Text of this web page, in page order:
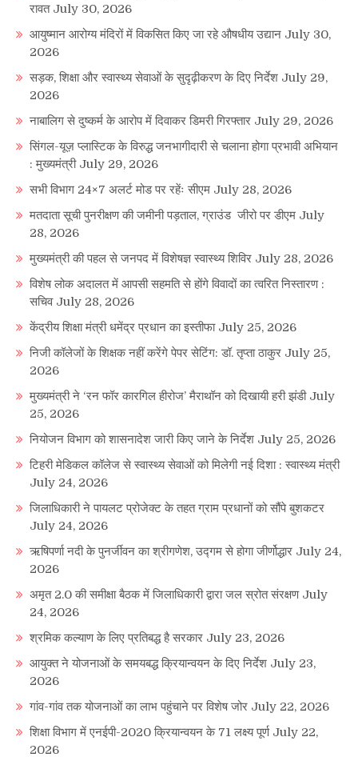
रावत July 30, 2026
आयुष्मान आरोग्य मंदिरों में विकसित किए जा रहे औषधीय उद्यान July 30,
2026
सड़क, शिक्षा और स्वास्थ्य सेवाओं के सुदृढ़ीकरण के दिए निर्देश July 29,
2026
नाबालिग से दुष्कर्म के आरोप में दिवाकर डिमरी गिरफ्तार July 29, 2026
सिंगल-यूज़ प्लास्टिक के विरुद्ध जनभागीदारी से चलाना होगा प्रभावी अभियान
: मुख्यमंत्री July 29, 2026
सभी विभाग 24×7 अलर्ट मोड पर रहेंः सीएम July 28, 2026
मतदाता सूची पुनरीक्षण की जमीनी पड़ताल, ग्राउंड जीरो पर डीएम July
28, 2026
मुख्यमंत्री की पहल से जनपद में विशेषज्ञ स्वास्थ्य शिविर July 28, 2026
विशेष लोक अदालत में आपसी सहमति से होंगे विवादों का त्वरित निस्तारण :
सचिव July 28, 2026
केंद्रीय शिक्षा मंत्री धमेंद्र प्रधान का इस्तीफा July 25, 2026
निजी कॉलेजों के शिक्षक नहीं करेंगे पेपर सेटिंग: डॉ. तृप्ता ठाकुर July 25,
2026
मुख्यमंत्री ने ‘रन फॉर कारगिल हीरोज’ मैराथॉन को दिखायी हरी झंडी July
25, 2026
नियोजन विभाग को शासनादेश जारी किए जाने के निर्देश July 25, 2026
टिहरी मेडिकल कॉलेज से स्वास्थ्य सेवाओं को मिलेगी नई दिशा : स्वास्थ्य मंत्री
July 24, 2026
जिलाधिकारी ने पायलट प्रोजेक्ट के तहत ग्राम प्रधानों को सौंपे बुशकटर
July 24, 2026
ऋषिपर्णा नदी के पुनर्जीवन का श्रीगणेश, उद्गम से होगा जीर्णोद्धार July 24,
2026
अमृत 2.0 की समीक्षा बैठक में जिलाधिकारी द्वारा जल स्रोत संरक्षण July
24, 2026
श्रमिक कल्याण के लिए प्रतिबद्ध है सरकार July 23, 2026
आयुक्त ने योजनाओं के समयबद्ध क्रियान्वयन के दिए निर्देश July 23,
2026
गांव-गांव तक योजनाओं का लाभ पहुंचाने पर विशेष जोर July 22, 2026
शिक्षा विभाग में एनईपी-2020 क्रियान्वयन के 71 लक्ष्य पूर्ण July 22,
2026